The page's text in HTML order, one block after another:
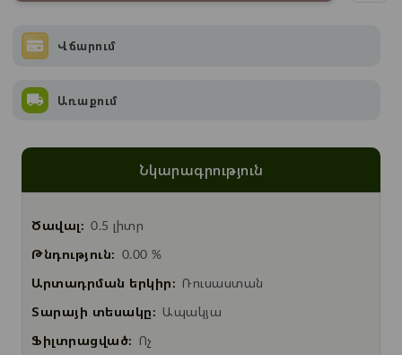
Friday Avenue
Վճարում
Առաքում
Նկարագրություն
Ծավալ: 0.5 լիտր
Թնդություն: 0.00 %
Արտադրման երկիր: Ռուսաստան
Տարայի տեսակը: Ապակյա
Ֆիլտրացված: Ոչ